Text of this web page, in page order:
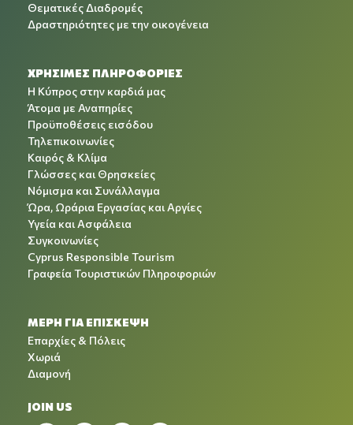
Θεματικές Διαδρομές
Δραστηριότητες με την οικογένεια
ΧΡΉΣΙΜΕΣ ΠΛΗΡΟΦΟΡΊΕΣ
Η Κύπρος στην καρδιά μας
Άτομα με Αναπηρίες
Προϋποθέσεις εισόδου
Τηλεπικοινωνίες
Καιρός & Κλίμα
Γλώσσες και Θρησκείες
Νόμισμα και Συνάλλαγμα
Ώρα, Ωράρια Εργασίας και Αργίες
Υγεία και Ασφάλεια
Συγκοινωνίες
Cyprus Responsible Tourism
Γραφεία Τουριστικών Πληροφοριών
ΜΕΡΗ ΓΙΑ ΕΠΙΣΚΕΨΗ
Επαρχίες & Πόλεις
Χωριά
Διαμονή
JOIN US